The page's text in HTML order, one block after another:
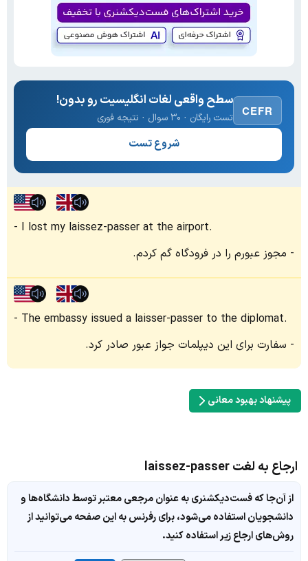
CEFR
سطح واقعی لغات انگلیسیت رو بدون!
تست رایگان · ۳۰ سوال · نتیجه فوری
شروع تست
I lost my laissez-passer at the airport.
مجوز عبورم را در فرودگاه گم کردم.
The embassy issued a laisser-passer to the diplomat.
سفارت برای این دیپلمات جواز عبور صادر کرد.
پیشنهاد بهبود معانی
ارجاع به لغت laissez-passer
از آن‌جا که فست‌دیکشنری به عنوان مرجعی معتبر توسط دانشگاه‌ها و
دانشجویان استفاده می‌شود، برای رفرنس به این صفحه می‌توانید از
روش‌های ارجاع زیر استفاده کنید.